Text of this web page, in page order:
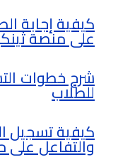
كيفية إجابة
على منصة
شرح خطوات
للطلاب
كيفية تسجيل
والتفاعل